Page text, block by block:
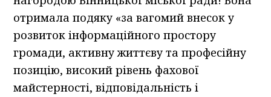
отримала подяку «за вагомий внесок у
розвиток інформаційного простору
громади, активну життєву та професійну
позицію, високий рівень фахової
майстерності, відповідальність і